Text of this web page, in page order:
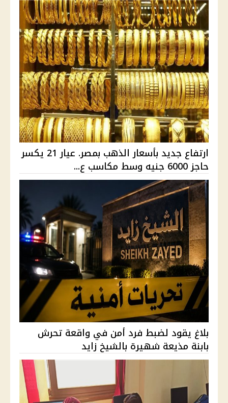
ارتفاع جديد بأسعار الذهب بمصر. عيار 21 يكسر
حاجز 6000 جنيه وسط مكاسب ع...
بلاغ يقود لضبط فرد أمن في واقعة تحرش
بابنة مذيعة شهيرة بالشيخ زايد